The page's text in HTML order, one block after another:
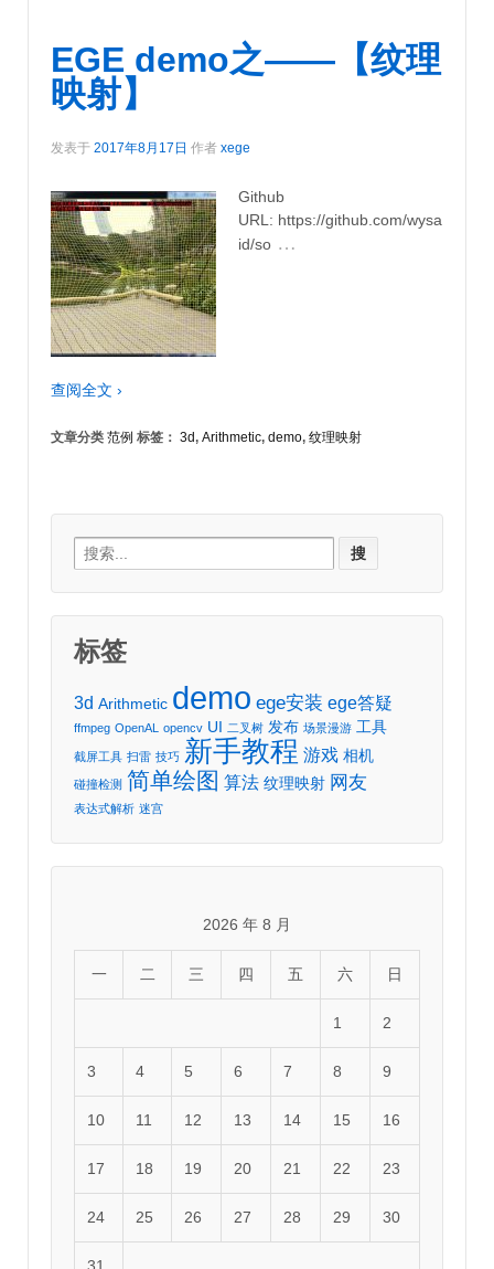
EGE demo之——【纹理
映射】
发表于 2017年8月17日 作者 xege
Github
URL: https://github.com/wysa
id/so …
查阅全文 ›
文章分类 范例 标签： 3d, Arithmetic, demo, 纹理映射
Search
for:
标签
3d Arithmetic demo ege安装 ege答疑
ffmpeg OpenAL opencv UI 二叉树 发布 场景漫游 工具
截屏工具 扫雷 技巧 新手教程 游戏 相机
碰撞检测 简单绘图 算法 纹理映射 网友
表达式解析 迷宫
2026 年 8 月
一 二 三 四 五 六 日
1 2
3 4 5 6 7 8 9
10 11 12 13 14 15 16
17 18 19 20 21 22 23
24 25 26 27 28 29 30
31